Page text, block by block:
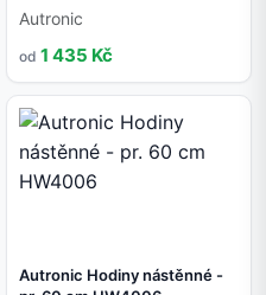
Autronic
od 1 435 Kč
Autronic Hodiny nástěnné -